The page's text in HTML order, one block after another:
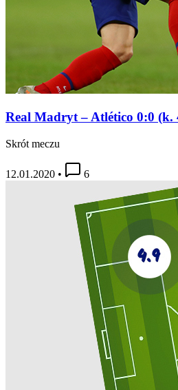
Real Madryt – Atlético 0:0
Skrót meczu
12.01.2020 • 6